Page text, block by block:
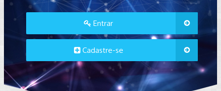
Entrar
Cadastre-se